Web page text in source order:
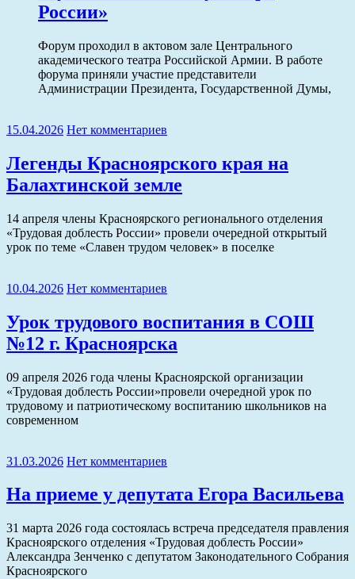
России»
Форум проходил в актовом зале Центрального
академического театра Российской Армии. В работе
форума приняли участие представители
Администрации Президента, Государственной Думы,
15.04.2026 Нет комментариев
Легенды Красноярского края на
Балахтинской земле
14 апреля члены Красноярского регионального отделения
«Трудовая доблесть России» провели очередной открытый
урок по теме «Славен трудом человек» в поселке
10.04.2026 Нет комментариев
Урок трудового воспитания в СОШ
№12 г. Красноярска
09 апреля 2026 года члены Красноярской организации
«Трудовая доблесть России»провели очередной урок по
трудовому и патриотическому воспитанию школьников на
современном
31.03.2026 Нет комментариев
На приеме у депутата Егора Васильева
31 марта 2026 года состоялась встреча председателя правления
Красноярского отделения «Трудовая доблесть России»
Александра Зенченко с депутатом Законодательного Собрания
Красноярского